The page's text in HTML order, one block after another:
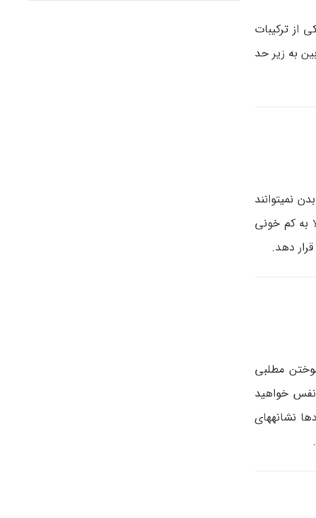
از ترکیبات
به زیر حد
نمی­توانند
به کم خونی
دهد.
مطلبی
خواهید
نشانه­های